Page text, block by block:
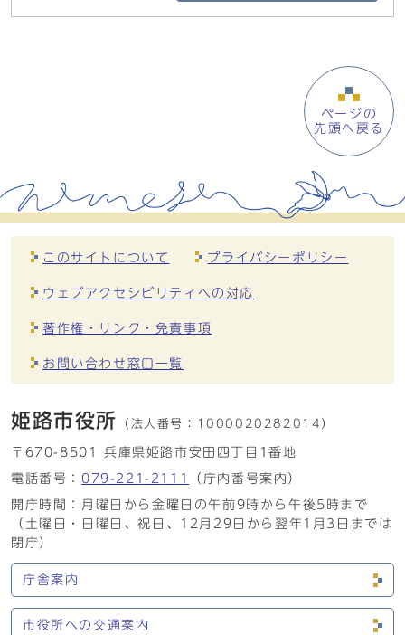
ページの
先頭へ戻る
このサイトについて プライバシーポリシー
ウェブアクセシビリティへの対応
著作権・リンク・免責事項
お問い合わせ窓口一覧
姫路市役所 （法人番号： 1000020282014）
〒670-8501 兵庫県姫路市安田四丁目1番地
電話番号： 079-221-2111
（庁内番号案内）
開庁時間：月曜日から金曜日の午前9時から午後5時まで
（土曜日・日曜日、祝日、12月29日から翌年1月3日までは
閉庁）
庁舎案内
市役所への交通案内